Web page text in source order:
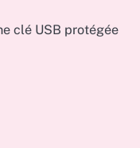
clé USB protégée